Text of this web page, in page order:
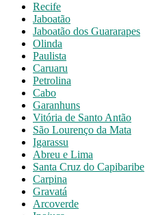
Recife
Jaboatão
Jaboatão dos Guararapes
Olinda
Paulista
Caruaru
Petrolina
Cabo
Garanhuns
Vitória de Santo Antão
São Lourenço da Mata
Igarassu
Abreu e Lima
Santa Cruz do Capibaribe
Carpina
Gravatá
Arcoverde